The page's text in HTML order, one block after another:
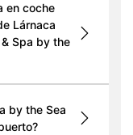
en coche
Lárnaca
Spa by the
by the Sea